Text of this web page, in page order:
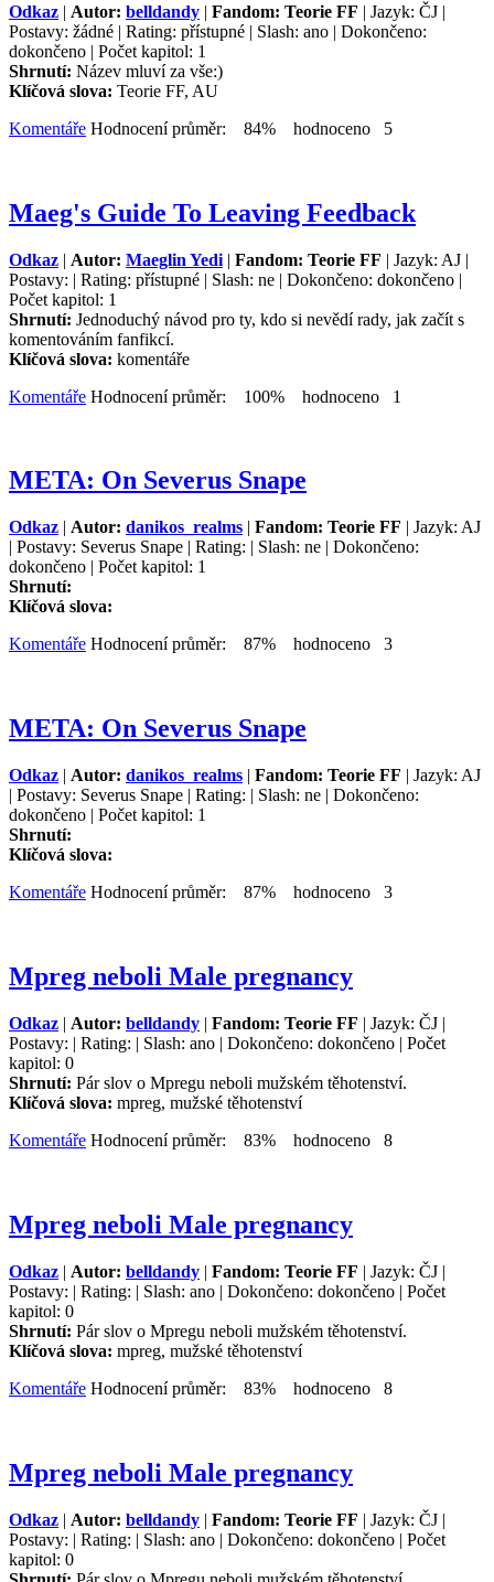
Odkaz | Autor: belldandy | Fandom: Teorie FF | Jazyk: ČJ |
Postavy: žádné | Rating: přístupné | Slash: ano | Dokončeno:
dokončeno | Počet kapitol: 1
Shrnutí: Název mluví za vše:)
Klíčová slova: Teorie FF, AU
Komentáře Hodnocení průměr: 84% hodnoceno 5
Maeg's Guide To Leaving Feedback
Odkaz | Autor: Maeglin Yedi | Fandom: Teorie FF | Jazyk: AJ |
Postavy: | Rating: přístupné | Slash: ne | Dokončeno: dokončeno |
Počet kapitol: 1
Shrnutí: Jednoduchý návod pro ty, kdo si nevědí rady, jak začít s
komentováním fanfikcí.
Klíčová slova: komentáře
Komentáře Hodnocení průměr: 100% hodnoceno 1
META: On Severus Snape
Odkaz | Autor: danikos_realms | Fandom: Teorie FF | Jazyk: AJ
| Postavy: Severus Snape | Rating: | Slash: ne | Dokončeno:
dokončeno | Počet kapitol: 1
Shrnutí:
Klíčová slova:
Komentáře Hodnocení průměr: 87% hodnoceno 3
META: On Severus Snape
Odkaz | Autor: danikos_realms | Fandom: Teorie FF | Jazyk: AJ
| Postavy: Severus Snape | Rating: | Slash: ne | Dokončeno:
dokončeno | Počet kapitol: 1
Shrnutí:
Klíčová slova:
Komentáře Hodnocení průměr: 87% hodnoceno 3
Mpreg neboli Male pregnancy
Odkaz | Autor: belldandy | Fandom: Teorie FF | Jazyk: ČJ |
Postavy: | Rating: | Slash: ano | Dokončeno: dokončeno | Počet
kapitol: 0
Shrnutí: Pár slov o Mpregu neboli mužském těhotenství.
Klíčová slova: mpreg, mužské těhotenství
Komentáře Hodnocení průměr: 83% hodnoceno 8
Mpreg neboli Male pregnancy
Odkaz | Autor: belldandy | Fandom: Teorie FF | Jazyk: ČJ |
Postavy: | Rating: | Slash: ano | Dokončeno: dokončeno | Počet
kapitol: 0
Shrnutí: Pár slov o Mpregu neboli mužském těhotenství.
Klíčová slova: mpreg, mužské těhotenství
Komentáře Hodnocení průměr: 83% hodnoceno 8
Mpreg neboli Male pregnancy
Odkaz | Autor: belldandy | Fandom: Teorie FF | Jazyk: ČJ |
Postavy: | Rating: | Slash: ano | Dokončeno: dokončeno | Počet
kapitol: 0